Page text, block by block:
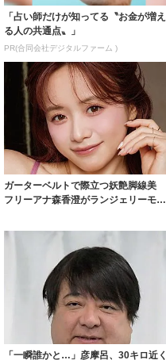
「占い師だけが知ってる〝お金が増え
る人の共通点〟」
PR(合同会社デジタルファーム )
ガーターベルトで際立つ妖艶脚線美
フリーアナ森香澄がランジェリーモデ
「一瞬誰かと…」彦摩呂、30キロ近く